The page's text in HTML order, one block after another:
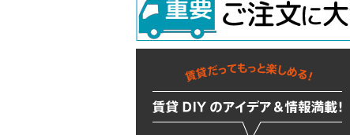
掃除・汚れ・サビ落し
建築金物